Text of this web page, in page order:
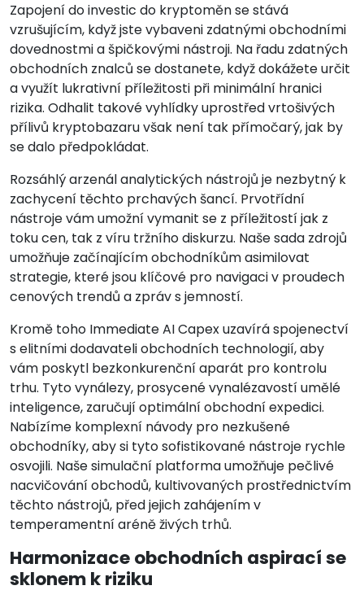
Zapojení do investic do kryptoměn se stává
vzrušujícím, když jste vybaveni zdatnými obchodními
dovednostmi a špičkovými nástroji. Na řadu zdatných
obchodních znalců se dostanete, když dokážete určit
a využít lukrativní příležitosti při minimální hranici
rizika. Odhalit takové vyhlídky uprostřed vrtošivých
přílivů kryptobazaru však není tak přímočarý, jak by
se dalo předpokládat.
Rozsáhlý arzenál analytických nástrojů je nezbytný k
zachycení těchto prchavých šancí. Prvotřídní
nástroje vám umožní vymanit se z příležitostí jak z
toku cen, tak z víru tržního diskurzu. Naše sada zdrojů
umožňuje začínajícím obchodníkům asimilovat
strategie, které jsou klíčové pro navigaci v proudech
cenových trendů a zpráv s jemností.
Kromě toho Immediate AI Capex uzavírá spojenectví
s elitními dodavateli obchodních technologií, aby
vám poskytl bezkonkurenční aparát pro kontrolu
trhu. Tyto vynálezy, prosycené vynalézavostí umělé
inteligence, zaručují optimální obchodní expedici.
Nabízíme komplexní návody pro nezkušené
obchodníky, aby si tyto sofistikované nástroje rychle
osvojili. Naše simulační platforma umožňuje pečlivé
nacvičování obchodů, kultivovaných prostřednictvím
těchto nástrojů, před jejich zahájením v
temperamentní aréně živých trhů.
Harmonizace obchodních aspirací se
sklonem k riziku